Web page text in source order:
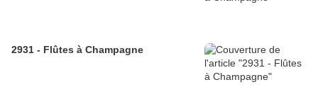
2931 - Flûtes à Champagne